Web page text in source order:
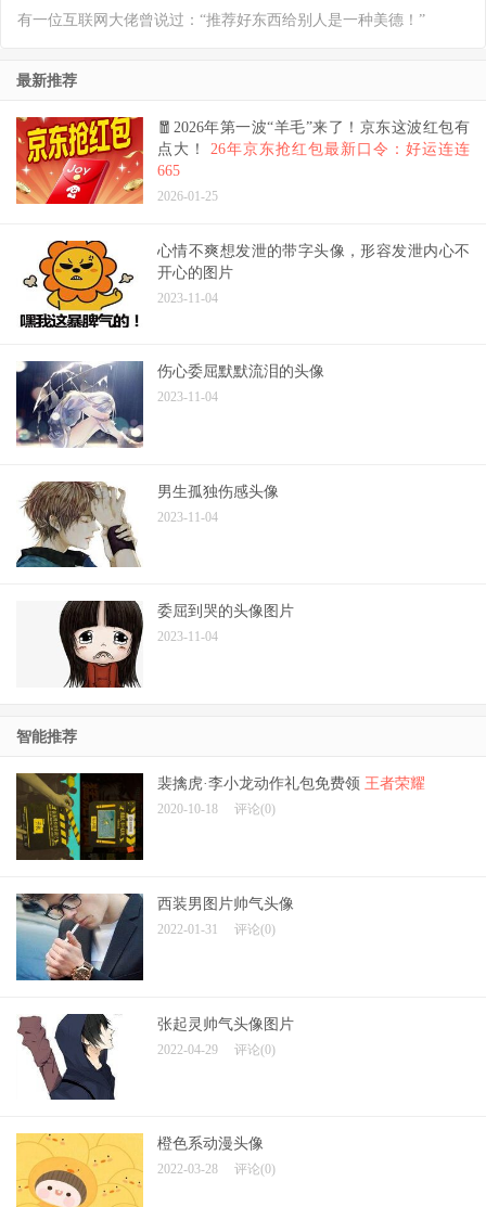
有一位互联网大佬曾说过：“推荐好东西给别人是一种美德！”
最新推荐
🧧2026年第一波“羊毛”来了！京东这波红包有
点大！ 26年京东抢红包最新口令：好运连连
665
2026-01-25
心情不爽想发泄的带字头像，形容发泄内心不
开心的图片
2023-11-04
伤心委屈默默流泪的头像
2023-11-04
男生孤独伤感头像
2023-11-04
委屈到哭的头像图片
2023-11-04
智能推荐
裴擒虎·李小龙动作礼包免费领 王者荣耀
2020-10-18 评论(0)
西装男图片帅气头像
2022-01-31 评论(0)
张起灵帅气头像图片
2022-04-29 评论(0)
橙色系动漫头像
2022-03-28 评论(0)